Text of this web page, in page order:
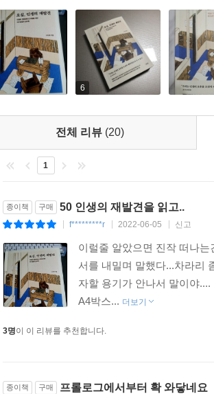
2막의 기회를 만들기 위한 두 번째 방법으
이 아닌 혼자서도 일할 수 있는 사람으로 관
지 세상에 증명할 수 있어야 한다는 얘기다.
히 들려준다. 조직 밖으로 나와서도 ‘영원
라 자신이 좋아하고 잘하는 일을, 적은 자본
까지 애썼다. 그리고 고생했다.
만 당신은 아직 인생의 절반밖에 살지 않았다!
어디에 서 있는지 알아야 앞으로 나아갈 방
는 것은 이 같은 인생의 재발견과 일의 재발
까지 아무도 주목하지 않았던 중년들의 마
막막한 중년들을 위한 최고의 조언서라
자’인 3040 세대에게도 자기만의 해답을 찾을
6
전체 리뷰 (20)
1
종이책 구매 50 인생의 재발견을 읽고..
f*********r 2022-06-05 신고
이럴줄 알았으면 진작 떠나
서를 내밀며 말했다...차라리
자할 용기가 안나서 말이야
A4박스... 더보기
3명이 이 리뷰를 추천합니다.
종이책 구매 프롤로그에서부터 확 와닿네요